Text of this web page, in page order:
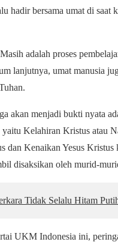
hadir bersama umat di
adalah proses
lanjutnya, umat manusia
akan menjadi bukti nyata
Kelahiran Kristus atau
dan Kenaikan Yesus
disaksikan oleh murid-
Tidak Selalu Hitam
UKM Indonesia ini,